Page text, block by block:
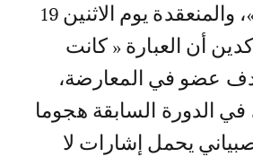
لجماعة بوعرك »، والمنعقدة يوم الاثنين 19
مؤكدين أن العبارة « كانت
عضو في المعارضة،
الدورة السابقة هجوما
يحمل إشارات لا